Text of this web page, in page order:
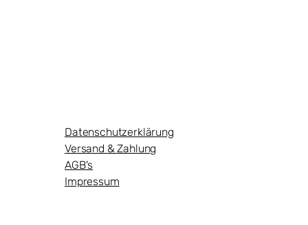
Datenschutzerklärung
Versand & Zahlung
AGB's
Impressum